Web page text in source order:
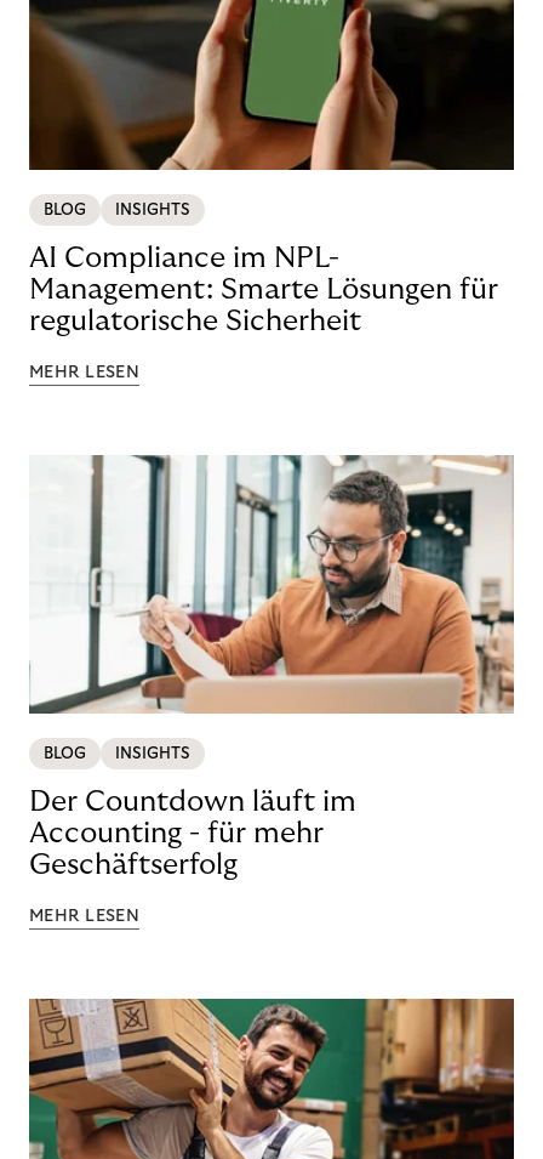
BLOG INSIGHTS
AI Compliance im NPL-
Management: Smarte Lösungen für
regulatorische Sicherheit
MEHR LESEN
BLOG INSIGHTS
Der Countdown läuft im
Accounting - für mehr
Geschäftserfolg
MEHR LESEN